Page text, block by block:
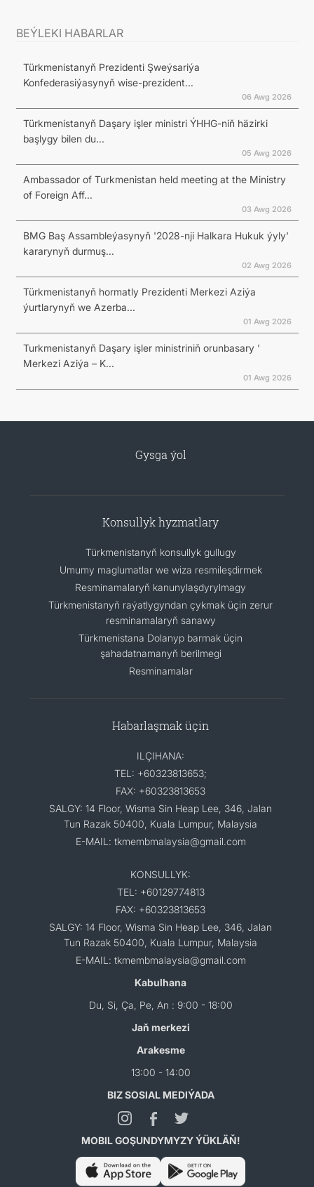
BEÝLEKI HABARLAR
Türkmenistanyň Prezidenti Şweýsariýa
Konfederasiýasynyň wise-prezident...
06 Awg 2026
Türkmenistanyň Daşary işler ministri ÝHHG-niň häzirki
başlygy bilen du...
05 Awg 2026
Ambassador of Turkmenistan held meeting at the Ministry
of Foreign Aff...
03 Awg 2026
BMG Baş Assambleýasynyň '2028-nji Halkara Hukuk ýyly'
kararynyň durmuş...
02 Awg 2026
Türkmenistanyň hormatly Prezidenti Merkezi Aziýa
ýurtlarynyň we Azerba...
01 Awg 2026
Turkmenistanyň Daşary işler ministriniň orunbasary '
Merkezi Aziýa – K...
01 Awg 2026
Gysga ýol
Konsullyk hyzmatlary
Türkmenistanyň konsullyk gullugy
Umumy maglumatlar we wiza resmileşdirmek
Resminamalaryň kanunylaşdyrylmagy
Türkmenistanyň raýatlygyndan çykmak üçin zerur
resminamalaryň sanawy
Türkmenistana Dolanyp barmak üçin
şahadatnamanyň berilmegi
Resminamalar
Habarlaşmak üçin
ILÇIHANA:
TEL: +60323813653;
FAX: +60323813653
SALGY: 14 Floor, Wisma Sin Heap Lee, 346, Jalan
Tun Razak 50400, Kuala Lumpur, Malaysia
E-MAIL: tkmembmalaysia@gmail.com
KONSULLYK:
TEL: +60129774813
FAX: +60323813653
SALGY: 14 Floor, Wisma Sin Heap Lee, 346, Jalan
Tun Razak 50400, Kuala Lumpur, Malaysia
E-MAIL: tkmembmalaysia@gmail.com
Kabulhana
Du, Si, Ça, Pe, An : 9:00 - 18:00
Jaň merkezi
Arakesme
13:00 - 14:00
BIZ SOSIAL MEDIÝADA
MOBIL GOŞUNDYMYZY ÝÜKLÄŇ!